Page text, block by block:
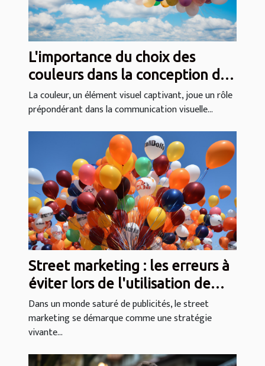
L'importance du choix des
couleurs dans la conception de
ballons publicitaires hélium
La couleur, un élément visuel captivant, joue un rôle
prépondérant dans la communication visuelle...
Street marketing : les erreurs à
éviter lors de l'utilisation de
ballons et drapeaux
Dans un monde saturé de publicités, le street
marketing se démarque comme une stratégie
vivante...